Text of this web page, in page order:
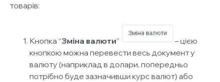
товарів:
Кнопка “Зміна валюти”
– цією
кнопкою можна перевести весь документ у
валюту (наприклад в долари, попередньо
потрібно буде зазначивши курс валют) або